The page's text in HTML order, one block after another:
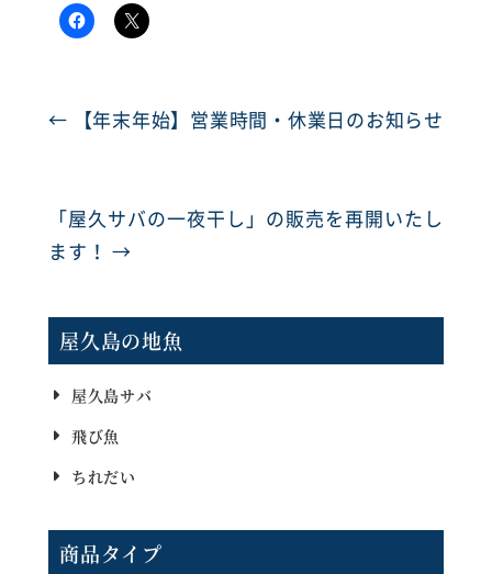
← 【年末年始】営業時間・休業日のお知らせ
「屋久サバの一夜干し」の販売を再開いたし
ます！ →
屋久島の地魚
屋久島サバ
飛び魚
ちれだい
商品タイプ